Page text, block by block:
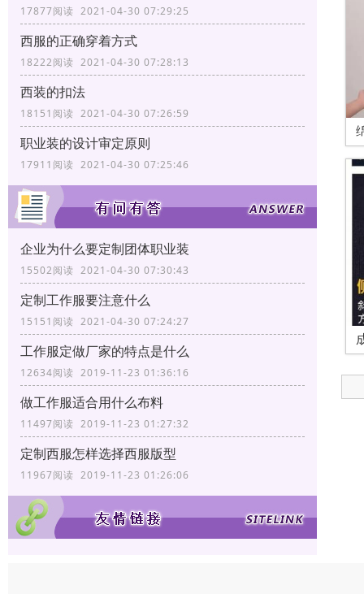
17877阅读 2021-04-30 07:29:25
西服的正确穿着方式
18222阅读 2021-04-30 07:28:13
西装的扣法
18151阅读 2021-04-30 07:26:59
职业装的设计审定原则
17911阅读 2021-04-30 07:25:46
企业为什么要定制团体职业装
15502阅读 2021-04-30 07:30:43
定制工作服要注意什么
15151阅读 2021-04-30 07:24:27
工作服定做厂家的特点是什么
12634阅读 2019-11-23 01:36:16
做工作服适合用什么布料
11497阅读 2019-11-23 01:27:32
定制西服怎样选择西服版型
11967阅读 2019-11-23 01:26:06